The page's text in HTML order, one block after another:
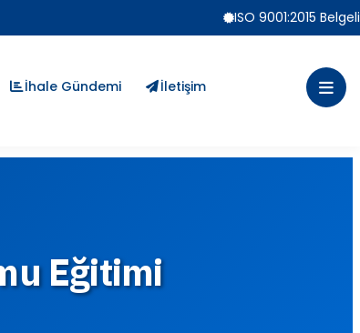
ISO 9001:2015 Belgeli
İhale Gündemi İletişim
Eğitimi